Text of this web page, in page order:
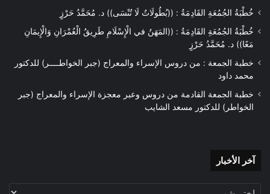
خُطْبَةُ الجُمُعَةِ القَادِمَةُ : ((بُطُولَاتٌ لَا تُنْسَى)) د. مُحَمَّدُ حَرْزٍ
خُطْبَةُ الجُمُعَةِ القَادِمَةُ : ((المَهَنُ في الْإِسْلَامِ طَرِيقُ الْعُمْرَانِ وَالْإِيمَانِ
مَعًا)) د. مُحَمَّدُ حَرْزٍ
خطبة الجمعة : من دروس الإسراء والمعراج (جبر الخواطــــر) للدكتور
محمد داود
خطبة الجمعة القادمة من دروس وعبر معجزة الإسراء والمعراج (جبر
الخواطر) للدكتور مسعد الشايب
آخر الأخبار